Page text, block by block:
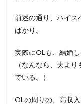
前述の通り、ハイス
ばかり。
実際にOLも、結婚
（なんなら、夫よ
でいる。）
OLの周りの、高収